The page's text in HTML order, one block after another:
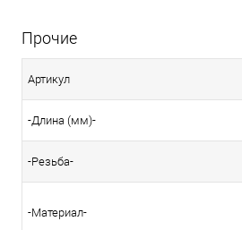
Прочие
Артикул
-Длина (мм)-
-Резьба-
-Материал-